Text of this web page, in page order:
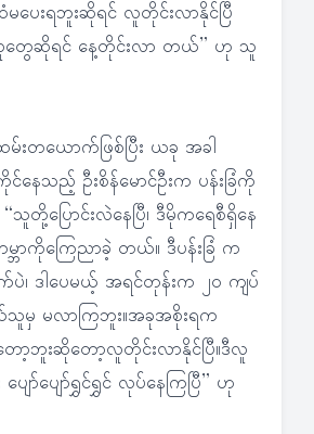
းရဘူးဆိုရင် လူတိုင်းလာနိုင်ပြီ
လူတွေဆိုရင် နေ့တိုင်းလာ တယ်” ဟု သူ
မ်းတယောက်ဖြစ်ပြီး ယခု အခါ
နေသည့် ဦးစိန်မောင်ဦးက ပန်းခြံကို
သူတို့ပြောင်းလဲနေပြီ၊ ဒီမိုကရေစီရှိနေ
ဘာကိုကြေညာခဲ့ တယ်။ ဒီပန်းခြံ က
ဒါပေမယ့် အရင်တုန်းက ၂၀ ကျပ်
မှ မလာကြဘူး။အခုအစိုးရက
ဘူးဆိုတော့လူတိုင်းလာနိုင်ပြီ။ဒီလူ
ျော်ပျော်ရွှင်ရွှင် လုပ်နေကြပြီ” ဟု